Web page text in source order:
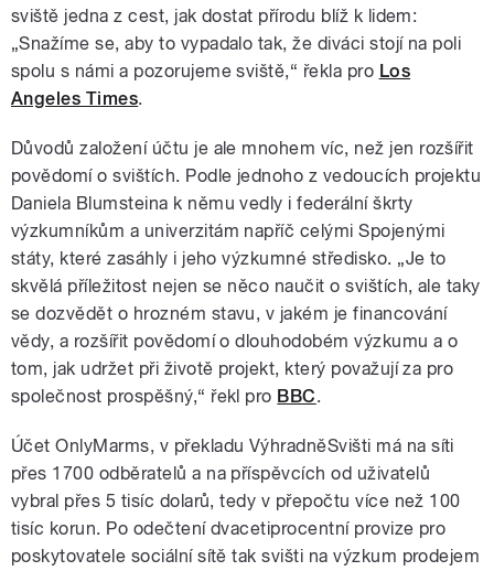
sviště jedna z cest, jak dostat přírodu blíž k lidem:
„Snažíme se, aby to vypadalo tak, že diváci stojí na poli
spolu s námi a pozorujeme sviště,“ řekla pro Los
Angeles Times.
Důvodů založení účtu je ale mnohem víc, než jen rozšířit
povědomí o svištích. Podle jednoho z vedoucích projektu
Daniela Blumsteina k němu vedly i federální škrty
výzkumníkům a univerzitám napříč celými Spojenými
státy, které zasáhly i jeho výzkumné středisko. „Je to
skvělá příležitost nejen se něco naučit o svištích, ale taky
se dozvědět o hrozném stavu, v jakém je financování
vědy, a rozšířit povědomí o dlouhodobém výzkumu a o
tom, jak udržet při životě projekt, který považují za pro
společnost prospěšný,“ řekl pro BBC.
Účet OnlyMarms, v překladu VýhradněSvišti má na síti
přes 1700 odběratelů a na příspěvcích od uživatelů
vybral přes 5 tisíc dolarů, tedy v přepočtu více než 100
tisíc korun. Po odečtení dvacetiprocentní provize pro
poskytovatele sociální sítě tak svišti na výzkum prodejem